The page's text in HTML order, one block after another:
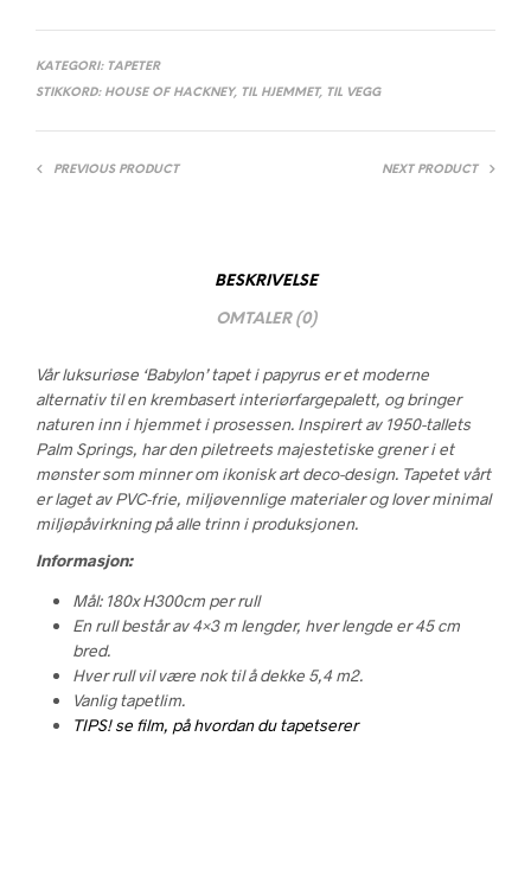
KATEGORI: TAPETER
STIKKORD: HOUSE OF HACKNEY, TIL HJEMMET, TIL VEGG
PREVIOUS PRODUCT NEXT PRODUCT
BESKRIVELSE
OMTALER (0)
Vår luksuriøse ‘Babylon’ tapet i papyrus er et moderne
alternativ til en krembasert interiørfargepalett, og bringer
naturen inn i hjemmet i prosessen. Inspirert av 1950-tallets
Palm Springs, har den piletreets majestetiske grener i et
mønster som minner om ikonisk art deco-design. Tapetet vårt
er laget av PVC-frie, miljøvennlige materialer og lover minimal
miljøpåvirkning på alle trinn i produksjonen.
Informasjon:
Mål: 180x H300cm per rull
En rull består av 4×3 m lengder, hver lengde er 45 cm
bred.
Hver rull vil være nok til å dekke 5,4 m2.
Vanlig tapetlim.
TIPS! se film, på hvordan du tapetserer